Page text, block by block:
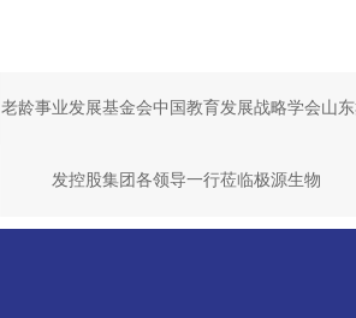
老龄事业发展基金会中国教育发展战略学会山
发控股集团各领导一行莅临极源生物